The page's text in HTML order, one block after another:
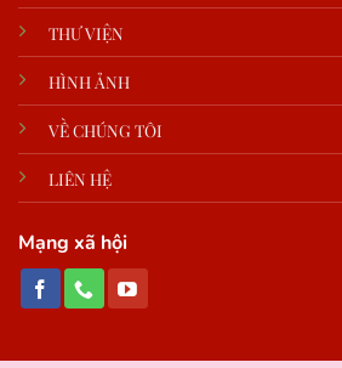
THƯ VIỆN
HÌNH ẢNH
VỀ CHÚNG TÔI
LIÊN HỆ
Mạng xã hội